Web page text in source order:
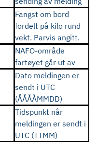
Fangst om bord
fordelt på kilo rund
vekt. Parvis angitt.
NAFO-område
fartøyet går ut av
Dato meldingen er
sendt i UTC
(ÅÅÅÅMMDD)
Tidspunkt når
meldingen er sendt i
UTC (TTMM)